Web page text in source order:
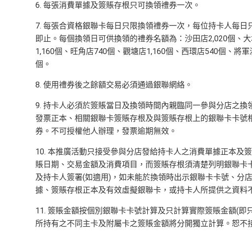
6. 每張消費單據及簽賬存根只可換領禮券一次。
7. 每張合資格銀聯卡每日只限換領禮券一次，每位持卡人每
即止。每個換領日可供換領的禮券名額為：沙田店2,020個、
1,160個、旺角店740個、觀塘店1,160個、西環店540個、將
個。
8. 使用禮券後之餘額交易必須通過銀聯網絡。
9. 持卡人必須於簽賬當日及換領時間內親臨同一參與分店之
發票正本、相關銀聯卡簽賬存根及與簽賬存根上的銀聯卡卡
券。不可授權他人辦理，發票逾期無效。
10. 本推廣活動只接受參與分店發給持卡人之消費單據正本及
賬日期、交易金額及消費項目，而簽賬存根須清楚列明銀聯
及持卡人簽署(如適用)，如未能於換領時出示銀聯卡卡號、分
據、簽賬存根正本及有效虛擬銀聯卡，或持卡人所提供之資料
11. 簽賬金額按個別銀聯卡卡號計算及只計算實際簽賬金額(
所持有之不同主卡及附屬卡之簽賬金額將分開獨立計算。恕不